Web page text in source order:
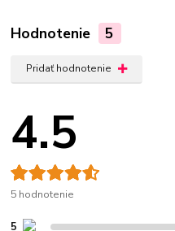
Hodnotenie 5
Pridať hodnotenie
4.5
5 hodnotenie
5